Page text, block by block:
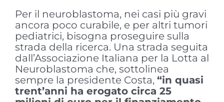
Per il neuroblastoma, nei casi più gravi
ancora poco curabile, e per altri tumori
pediatrici, bisogna proseguire sulla
strada della ricerca. Una strada seguita
dall’Associazione Italiana per la Lotta al
Neuroblastoma che, sottolinea
sempre la presidente Costa, “in quasi
trent’anni ha erogato circa 25